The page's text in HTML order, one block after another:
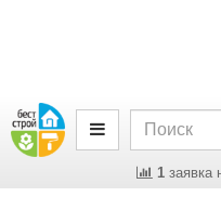
1заявка